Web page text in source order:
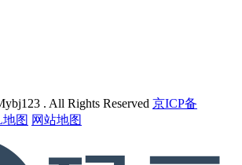
. All Rights Reserved 京ICP备
图 网站地图